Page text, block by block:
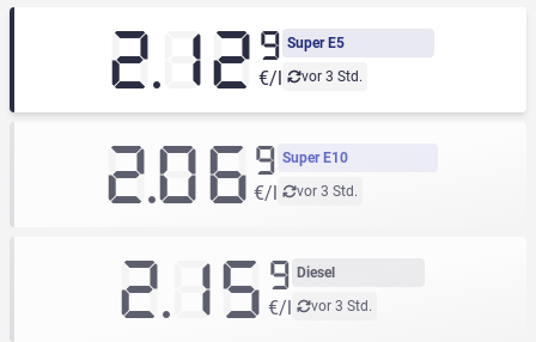
Super E5
vor 3 Std.
2.12 9
€/l
Super E10
vor 3 Std.
2.069
€/l
Diesel
vor 3 Std.
2.15 9
€/l